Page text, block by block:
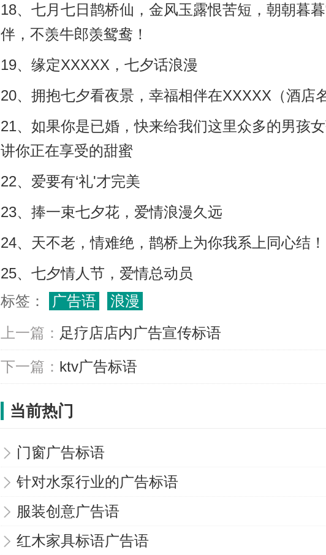
18、七月七日鹊桥仙，金风玉露恨苦短，朝朝暮
伴，不羡牛郎羡鸳鸯！
19、缘定XXXXX，七夕话浪漫
20、拥抱七夕看夜景，幸福相伴在XXXXX（酒店
21、如果你是已婚，快来给我们这里众多的男孩
讲你正在享受的甜蜜
22、爱要有‘礼'才完美
23、捧一束七夕花，爱情浪漫久远
24、天不老，情难绝，鹊桥上为你我系上同心结！
25、七夕情人节，爱情总动员
标签：
广告语
浪漫
上一篇： 足疗店店内广告宣传标语
下一篇： ktv广告标语
当前热门
门窗广告标语
针对水泵行业的广告标语
服装创意广告语
红木家具标语广告语